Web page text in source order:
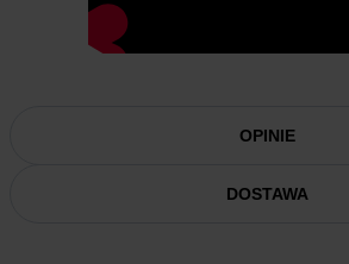
OPINIE
DOSTAWA